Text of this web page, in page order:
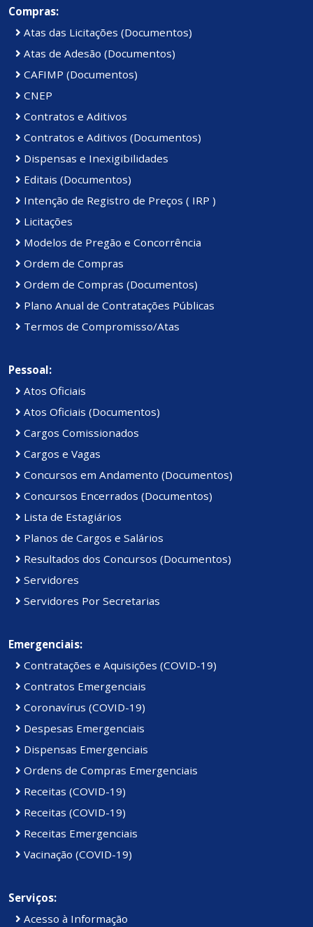
Compras:
Atas das Licitações (Documentos)
Atas de Adesão (Documentos)
CAFIMP (Documentos)
CNEP
Contratos e Aditivos
Contratos e Aditivos (Documentos)
Dispensas e Inexigibilidades
Editais (Documentos)
Intenção de Registro de Preços ( IRP )
Licitações
Modelos de Pregão e Concorrência
Ordem de Compras
Ordem de Compras (Documentos)
Plano Anual de Contratações Públicas
Termos de Compromisso/Atas
Pessoal:
Atos Oficiais
Atos Oficiais (Documentos)
Cargos Comissionados
Cargos e Vagas
Concursos em Andamento (Documentos)
Concursos Encerrados (Documentos)
Lista de Estagiários
Planos de Cargos e Salários
Resultados dos Concursos (Documentos)
Servidores
Servidores Por Secretarias
Emergenciais:
Contratações e Aquisições (COVID-19)
Contratos Emergenciais
Coronavírus (COVID-19)
Despesas Emergenciais
Dispensas Emergenciais
Ordens de Compras Emergenciais
Receitas (COVID-19)
Receitas (COVID-19)
Receitas Emergenciais
Vacinação (COVID-19)
Serviços:
Acesso à Informação